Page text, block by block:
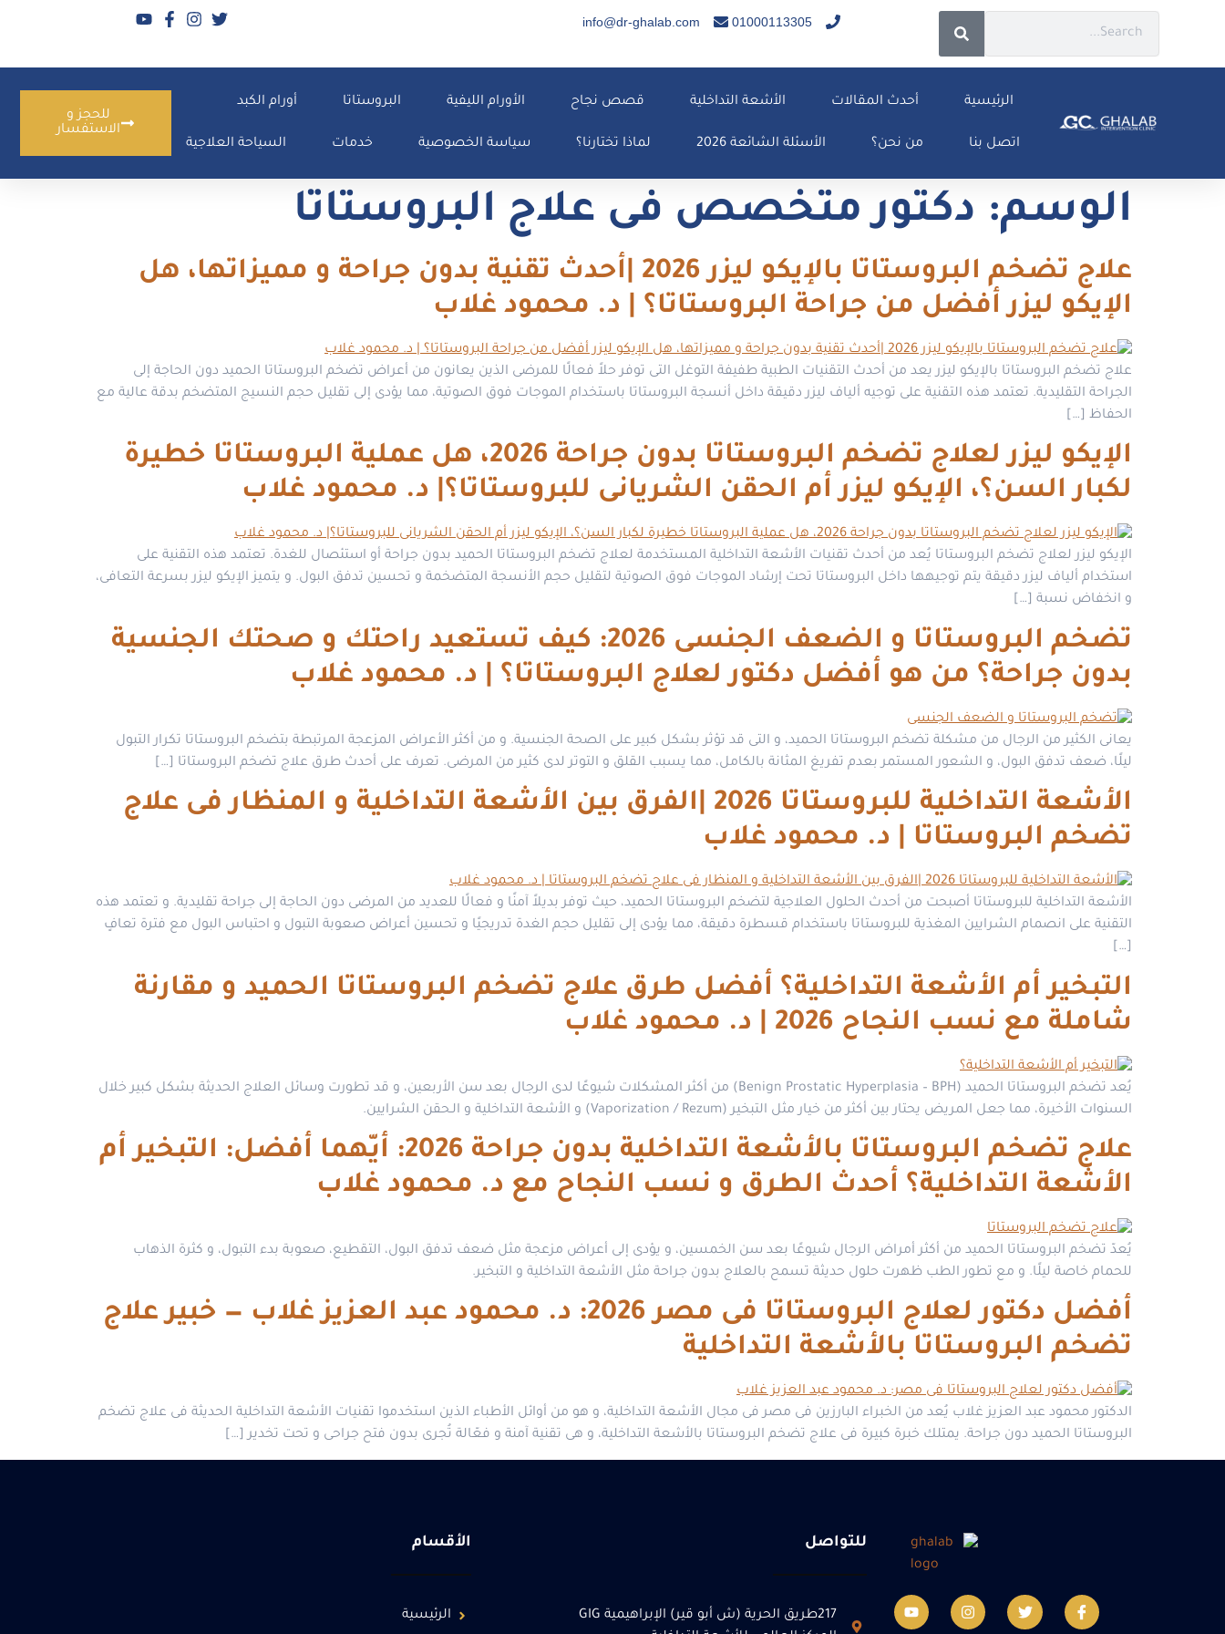
01000113305
info@dr-ghalab.com
الرئيسية أحدث المقالات الأشعة التداخلية قصص نجاح الأورام الليفية البروستاتا أورام الكبد
اتصل بنا من نحن؟ الأسئلة الشائعة 2026 لماذا تختارنا؟ سياسة الخصوصية خدمات السياحة العلاجية
للحجز و
الاستفسار
الوسم: دكتور متخصص فى علاج البروستاتا
علاج تضخم البروستاتا بالإيكو ليزر 2026 |أحدث تقنية بدون جراحة و مميزاتها، هل
الإيكو ليزر أفضل من جراحة البروستاتا؟ | د. محمود غلاب
علاج تضخم البروستاتا بالإيكو ليزر يعد من أحدث التقنيات الطبية طفيفة التوغل التى توفر حلاً فعالًا للمرضى الذين يعانون من أعراض تضخم البروستاتا الحميد دون الحاجة إلى
الجراحة التقليدية. تعتمد هذه التقنية على توجيه ألياف ليزر دقيقة داخل أنسجة البروستاتا باستخدام الموجات فوق الصوتية، مما يؤدى إلى تقليل حجم النسيج المتضخم بدقة عالية مع
الحفاظ […]
الإيكو ليزر لعلاج تضخم البروستاتا بدون جراحة 2026، هل عملية البروستاتا خطيرة
لكبار السن؟، الإيكو ليزر أم الحقن الشريانى للبروستاتا؟| د. محمود غلاب
الإيكو ليزر لعلاج تضخم البروستاتا يُعد من أحدث تقنيات الأشعة التداخلية المستخدمة لعلاج تضخم البروستاتا الحميد بدون جراحة أو استئصال للغدة. تعتمد هذه التقنية على
استخدام ألياف ليزر دقيقة يتم توجيهها داخل البروستاتا تحت إرشاد الموجات فوق الصوتية لتقليل حجم الأنسجة المتضخمة و تحسين تدفق البول. و يتميز الإيكو ليزر بسرعة التعافى،
و انخفاض نسبة […]
تضخم البروستاتا و الضعف الجنسى 2026: كيف تستعيد راحتك و صحتك الجنسية
بدون جراحة؟ من هو أفضل دكتور لعلاج البروستاتا؟ | د. محمود غلاب
يعانى الكثير من الرجال من مشكلة تضخم البروستاتا الحميد، و التى قد تؤثر بشكل كبير على الصحة الجنسية. و من أكثر الأعراض المزعجة المرتبطة بتضخم البروستاتا تكرار التبول
ليلًا، ضعف تدفق البول، و الشعور المستمر بعدم تفريغ المثانة بالكامل، مما يسبب القلق و التوتر لدى كثير من المرضى. تعرف على أحدث طرق علاج تضخم البروستاتا […]
الأشعة التداخلية للبروستاتا 2026 |الفرق بين الأشعة التداخلية و المنظار فى علاج
تضخم البروستاتا | د. محمود غلاب
الأشعة التداخلية للبروستاتا أصبحت من أحدث الحلول العلاجية لتضخم البروستاتا الحميد، حيث توفر بديلاً آمنًا و فعالًا للعديد من المرضى دون الحاجة إلى جراحة تقليدية. و تعتمد هذه
التقنية على انصمام الشرايين المغذية للبروستاتا باستخدام قسطرة دقيقة، مما يؤدى إلى تقليل حجم الغدة تدريجيًا و تحسين أعراض صعوبة التبول و احتباس البول مع فترة تعافٍ
[…]
التبخير أم الأشعة التداخلية؟ أفضل طرق علاج تضخم البروستاتا الحميد و مقارنة
شاملة مع نسب النجاح 2026 | د. محمود غلاب
يُعد تضخم البروستاتا الحميد (Benign Prostatic Hyperplasia – BPH) من أكثر المشكلات شيوعًا لدى الرجال بعد سن الأربعين، و قد تطورت وسائل العلاج الحديثة بشكل كبير خلال
السنوات الأخيرة، مما جعل المريض يحتار بين أكثر من خيار مثل التبخير (Vaporization / Rezum) و الأشعة التداخلية و الـحقن الشرايين.
علاج تضخم البروستاتا بالأشعة التداخلية بدون جراحة 2026: أيّهما أفضل: التبخير أم
الأشعة التداخلية؟ أحدث الطرق و نسب النجاح مع د. محمود غلاب
يُعدّ تضخم البروستاتا الحميد من أكثر أمراض الرجال شيوعًا بعد سن الخمسين، و يؤدى إلى أعراض مزعجة مثل ضعف تدفق البول، التقطيع، صعوبة بدء التبول، و كثرة الذهاب
للحمام خاصة ليلًا. و مع تطور الطب ظهرت حلول حديثة تسمح بالعلاج بدون جراحة مثل الأشعة التداخلية و التبخير.
أفضل دكتور لعلاج البروستاتا فى مصر 2026: د. محمود عبد العزيز غلاب — خبير علاج
تضخم البروستاتا بالأشعة التداخلية
الدكتور محمود عبد العزيز غلاب يُعد من الخبراء البارزين فى مصر فى مجال الأشعة التداخلية، و هو من أوائل الأطباء الذين استخدموا تقنيات الأشعة التداخلية الحديثة فى علاج تضخم
البروستاتا الحميد دون جراحة. يمتلك خبرة كبيرة فى علاج تضخم البروستاتا بالأشعة التداخلية، و هى تقنية آمنة و فعّالة تُجرى بدون فتح جراحى و تحت تخدير […]
للتواصل
217طريق الحرية (ش أبو قير) الإبراهيمية GIG
الأقسام
الرئيسية